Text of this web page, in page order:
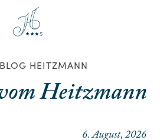
HEITZMANN
Heitzmann
6. August, 2026